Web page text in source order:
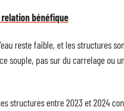
bénéfique
reste faible, et les structures
souple, pas sur du carrelage ou
structures entre 2023 et 2024